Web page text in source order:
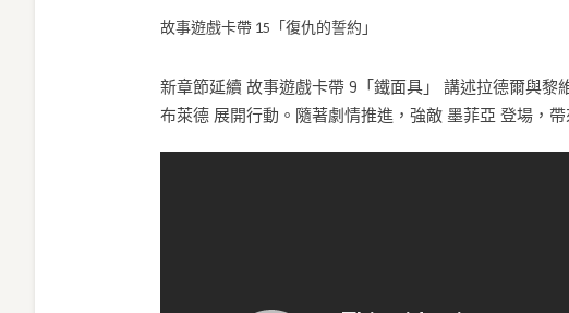
故事遊戲卡帶 15「復仇的誓約」
新章節延續 故事遊戲卡帶 9「鐵面具」 講述拉德爾與
布萊德 展開行動。隨著劇情推進，強敵 墨菲亞 登場，